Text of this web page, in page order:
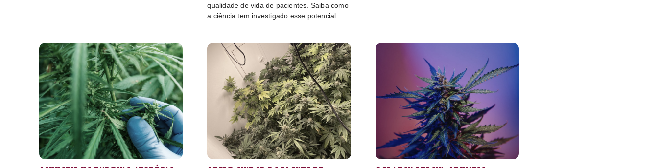
qualidade de vida de pacientes. Saiba como
a ciência tem investigado esse potencial.